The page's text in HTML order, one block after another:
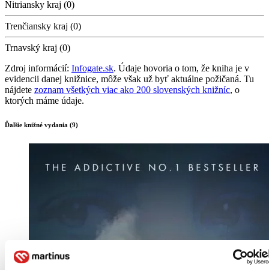
Nitriansky kraj (0)
Trenčiansky kraj (0)
Trnavský kraj (0)
Zdroj informácií: Infogate.sk. Údaje hovoria o tom, že kniha je v
evidencii danej knižnice, môže však už byť aktuálne požičaná. Tu
nájdete zoznam všetkých viac ako 200 slovenských knižníc, o
ktorých máme údaje.
Ďalšie knižné vydania (9)